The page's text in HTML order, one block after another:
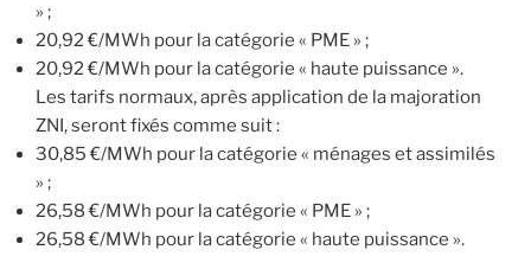
» ;
20,92 €/MWh pour la catégorie « PME » ;
20,92 €/MWh pour la catégorie « haute puissance ».
Les tarifs normaux, après application de la majoration
ZNI, seront fixés comme suit :
30,85 €/MWh pour la catégorie « ménages et assimilés
» ;
26,58 €/MWh pour la catégorie « PME » ;
26,58 €/MWh pour la catégorie « haute puissance ».